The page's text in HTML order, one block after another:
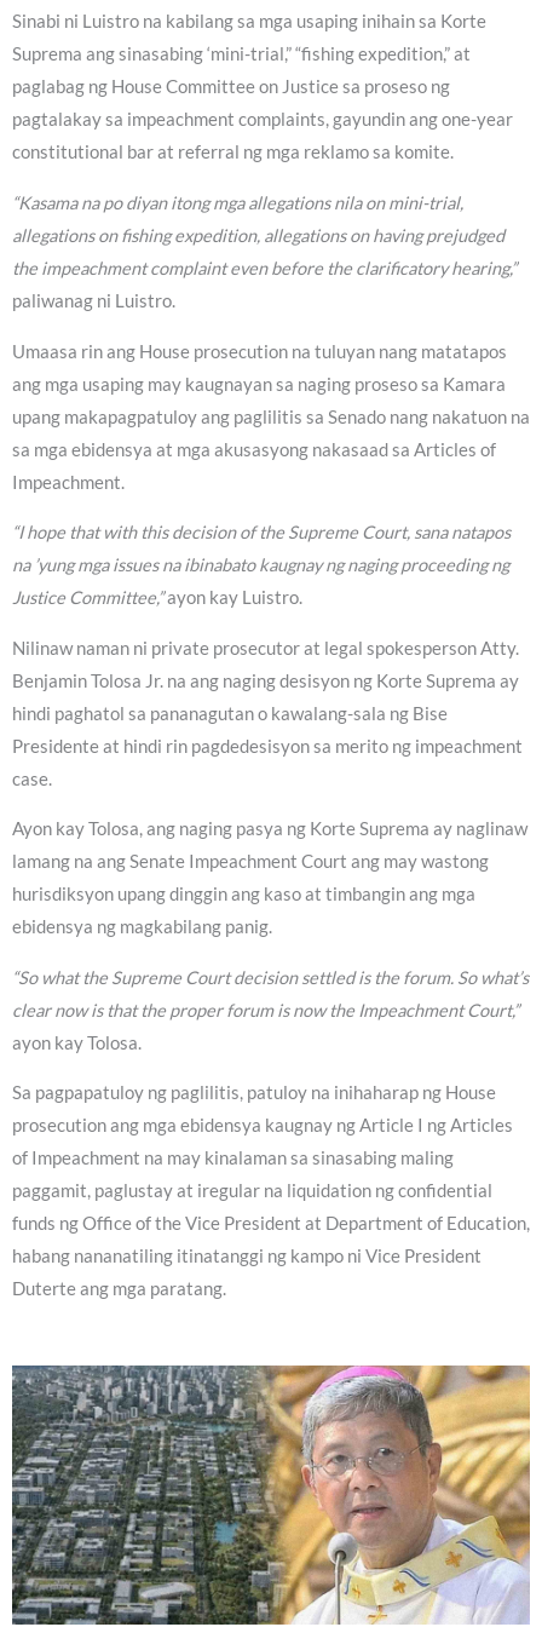
Sinabi ni Luistro na kabilang sa mga usaping inihain sa Korte
Suprema ang sinasabing ‘mini-trial,” “fishing expedition,” at
paglabag ng House Committee on Justice sa proseso ng
pagtalakay sa impeachment complaints, gayundin ang one-year
constitutional bar at referral ng mga reklamo sa komite.
“Kasama na po diyan itong mga allegations nila on mini-trial,
allegations on fishing expedition, allegations on having prejudged
the impeachment complaint even before the clarificatory hearing,”
paliwanag ni Luistro.
Umaasa rin ang House prosecution na tuluyan nang matatapos
ang mga usaping may kaugnayan sa naging proseso sa Kamara
upang makapagpatuloy ang paglilitis sa Senado nang nakatuon na
sa mga ebidensya at mga akusasyong nakasaad sa Articles of
Impeachment.
“I hope that with this decision of the Supreme Court, sana natapos
na ’yung mga issues na ibinabato kaugnay ng naging proceeding ng
Justice Committee,”ayon kay Luistro.
Nilinaw naman ni private prosecutor at legal spokesperson Atty.
Benjamin Tolosa Jr. na ang naging desisyon ng Korte Suprema ay
hindi paghatol sa pananagutan o kawalang-sala ng Bise
Presidente at hindi rin pagdedesisyon sa merito ng impeachment
case.
Ayon kay Tolosa, ang naging pasya ng Korte Suprema ay naglinaw
lamang na ang Senate Impeachment Court ang may wastong
hurisdiksyon upang dinggin ang kaso at timbangin ang mga
ebidensya ng magkabilang panig.
“So what the Supreme Court decision settled is the forum. So what’s
clear now is that the proper forum is now the Impeachment Court,”
ayon kay Tolosa.
Sa pagpapatuloy ng paglilitis, patuloy na inihaharap ng House
prosecution ang mga ebidensya kaugnay ng Article I ng Articles
of Impeachment na may kinalaman sa sinasabing maling
paggamit, paglustay at iregular na liquidation ng confidential
funds ng Office of the Vice President at Department of Education,
habang nananatiling itinatanggi ng kampo ni Vice President
Duterte ang mga paratang.